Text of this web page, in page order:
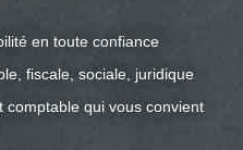
en toute confiance
fiscale, sociale, juridique
comptable qui vous convient